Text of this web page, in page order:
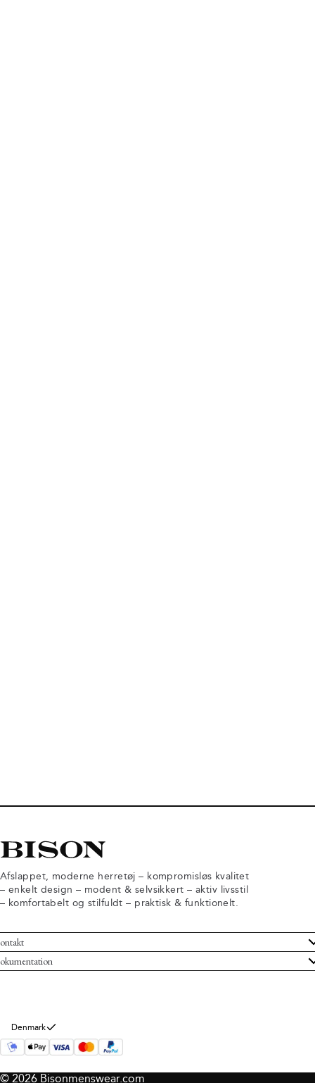
Afslappet, moderne herretøj – kompromisløs kvalitet
– enkelt design – modent & selvsikkert – aktiv livsstil
– komfortabelt og stilfuldt – praktisk & funktionelt.
Bisoninformation
Denmark
© 2026 Bisonmenswear.com